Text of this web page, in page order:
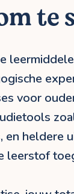
te
voor
en heldere
leerstof